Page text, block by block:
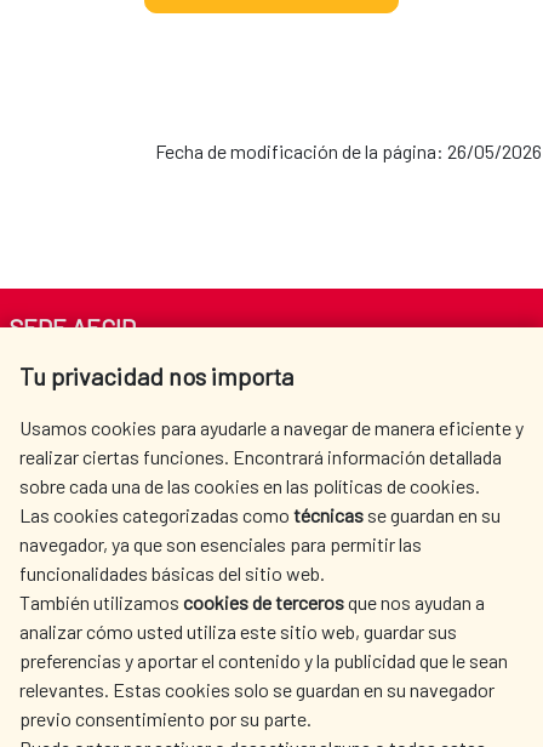
Fecha de modificación de la página: 26/05/2026
Tu privacidad nos importa
Usamos cookies para ayudarle a navegar de manera eficiente y
realizar ciertas funciones. Encontrará información detallada
sobre cada una de las cookies en las políticas de cookies.
Las cookies categorizadas como técnicas se guardan en su
navegador, ya que son esenciales para permitir las
funcionalidades básicas del sitio web.
También utilizamos cookies de tercerosque nos ayudan a
analizar cómo usted utiliza este sitio web, guardar sus
preferencias y aportar el contenido y la publicidad que le sean
relevantes. Estas cookies solo se guardan en su navegador
previo consentimiento por su parte.
SEDE AECID
Av. Reyes Católicos 4 - 28040 Madrid
centro.informacion@aecid.es
LA AECID
DÓNDE COOPERAMOS
ACCIÓN HUMANITARIA
SALA DE PRENSA
CULTURA Y CIENCIA
BIBLIOTECA